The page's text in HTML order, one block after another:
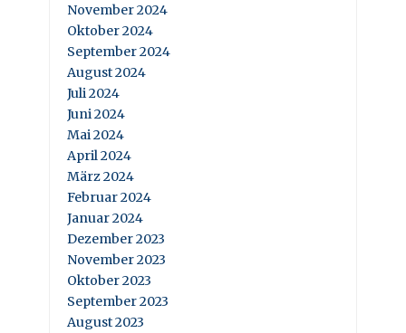
November 2024
Oktober 2024
September 2024
August 2024
Juli 2024
Juni 2024
Mai 2024
April 2024
März 2024
Februar 2024
Januar 2024
Dezember 2023
November 2023
Oktober 2023
September 2023
August 2023